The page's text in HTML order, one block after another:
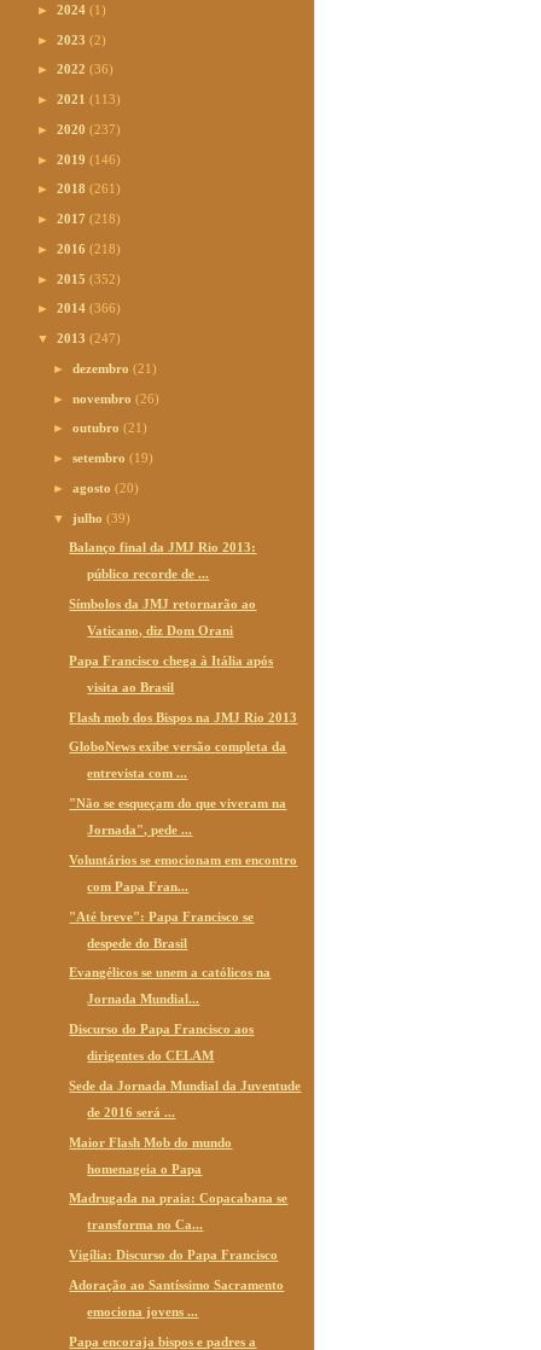
► 2024 (1)
► 2023 (2)
► 2022 (36)
► 2021 (113)
► 2020 (237)
► 2019 (146)
► 2018 (261)
► 2017 (218)
► 2016 (218)
► 2015 (352)
► 2014 (366)
▼ 2013 (247)
►dezembro(21)
►novembro(26)
►outubro(21)
►setembro(19)
►agosto(20)
▼ julho(39)
Balanço final da JMJ Rio 2013:
público recorde de ...
Símbolos da JMJ retornarão ao
Vaticano, diz Dom Orani
Papa Francisco chega à Itália após
visita ao Brasil
Flash mob dos Bispos na JMJ Rio 2013
GloboNews exibe versão completa da
entrevista com ...
"Não se esqueçam do que viveram na
Jornada", pede ...
Voluntários se emocionam em encontro
com Papa Fran...
"Até breve": Papa Francisco se
despede do Brasil
Evangélicos se unem a católicos na
Jornada Mundial...
Discurso do Papa Francisco aos
dirigentes do CELAM
Sede da Jornada Mundial da Juventude
de 2016 será ...
Maior Flash Mob do mundo
homenageia o Papa
Madrugada na praia: Copacabana se
transforma no Ca...
Vigília: Discurso do Papa Francisco
Adoração ao Santíssimo Sacramento
emociona jovens ...
Papa encoraja bispos e padres a